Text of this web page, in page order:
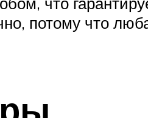
потому что